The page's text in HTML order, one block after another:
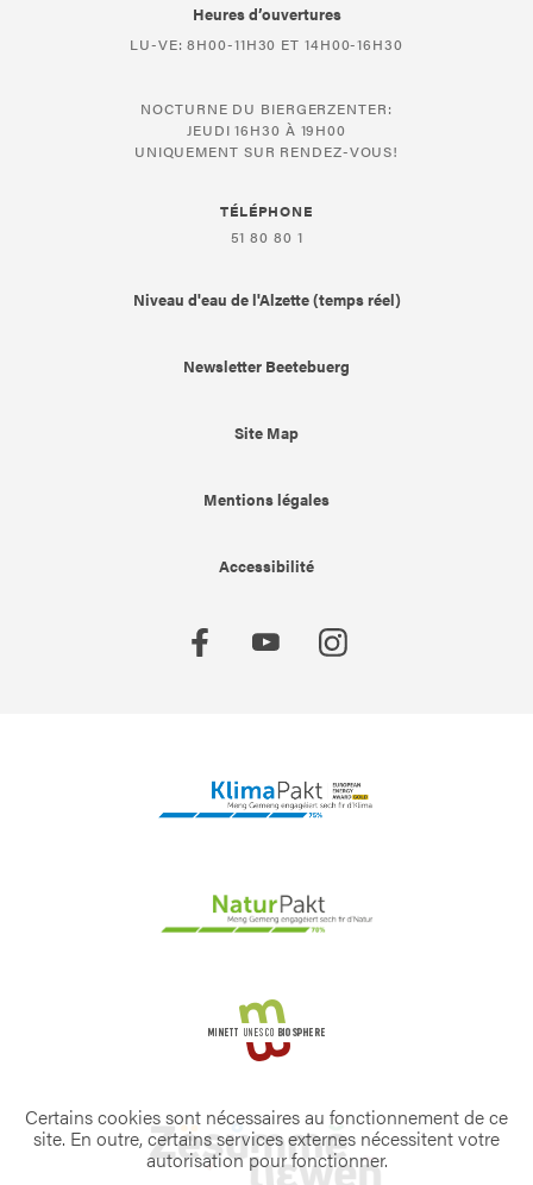
Heures d’ouvertures
LU-VE: 8H00-11H30 ET 14H00-16H30
NOCTURNE DU BIERGERZENTER:
JEUDI 16H30 À 19H00
UNIQUEMENT SUR RENDEZ-VOUS!
TÉLÉPHONE
51 80 80 1
Niveau d'eau de l'Alzette (temps réel)
Newsletter Beetebuerg
Site Map
Mentions légales
Accessibilité
Certains cookies sont nécessaires au fonctionnement de ce
site. En outre, certains services externes nécessitent votre
autorisation pour fonctionner.